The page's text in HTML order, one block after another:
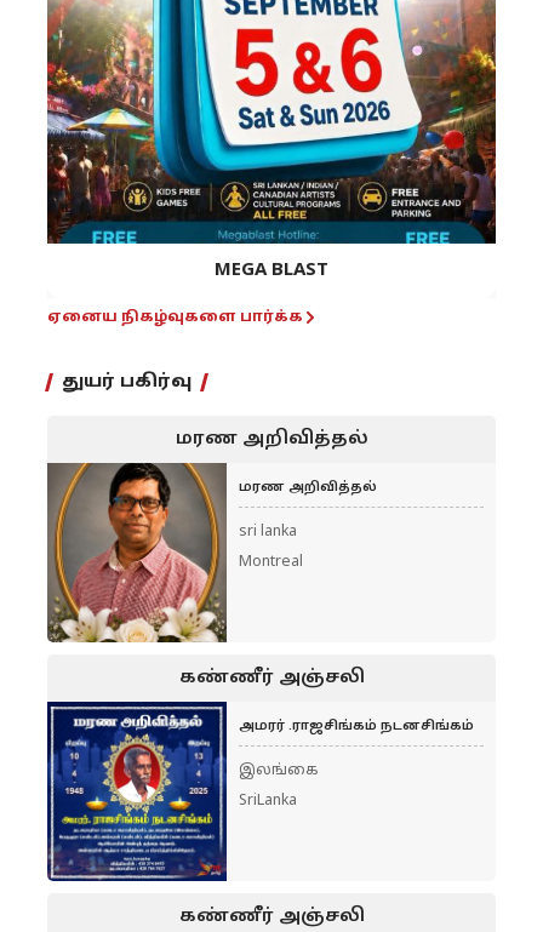
MEGA BLAST
ஏனைய நிகழ்வுகளை பார்க்க
துயர் பகிர்வு
மரண அறிவித்தல்
மரண அறிவித்தல்
sri lanka
Montreal
கண்ணீர் அஞ்சலி
அமரர் .ராஜசிங்கம் நடனசிங்கம்
இலங்கை
SriLanka
கண்ணீர் அஞ்சலி